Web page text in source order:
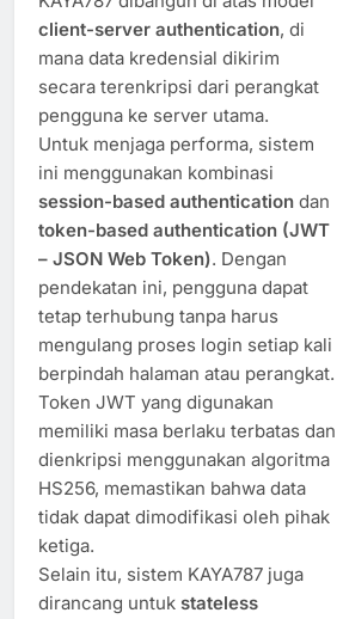
client-server authentication, di
mana data kredensial dikirim
secara terenkripsi dari perangkat
pengguna ke server utama.
Untuk menjaga performa, sistem
ini menggunakan kombinasi
session-based authentication dan
token-based authentication (JWT
– JSON Web Token). Dengan
pendekatan ini, pengguna dapat
tetap terhubung tanpa harus
mengulang proses login setiap kali
berpindah halaman atau perangkat.
Token JWT yang digunakan
memiliki masa berlaku terbatas dan
dienkripsi menggunakan algoritma
HS256, memastikan bahwa data
tidak dapat dimodifikasi oleh pihak
ketiga.
Selain itu, sistem KAYA787 juga
dirancang untuk stateless